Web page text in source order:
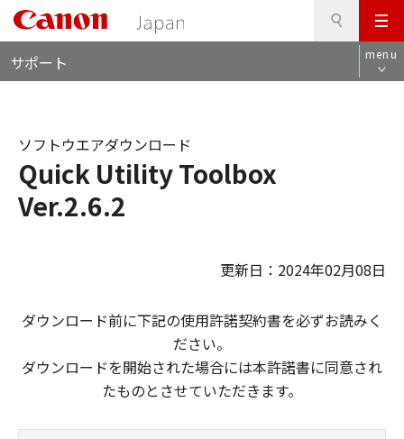
メ
ニ
ュ
サポート menu
Quick Utility Toolbox
Ver.2.6.2
ソフトウエアダウンロード
更新日：2024年02月08日
ダウンロード前に下記の使用許諾契約書を必ずお読みく
ださい。
ダウンロードを開始された場合には本許諾書に同意され
たものとさせていただきます。